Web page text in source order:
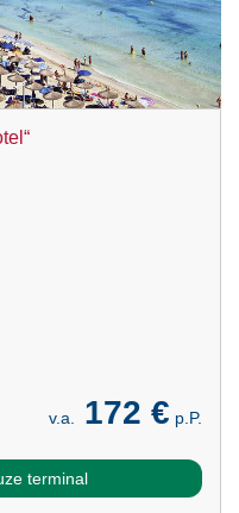
v.a. 172 € p.P.
terminal